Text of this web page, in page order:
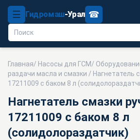
☰ Гидромаш-Урал ☎
Главная/ Насосы для ГСМ/
раздачи масла и смазки / Нагнетатель
17211009 с баком 8 л
Нагнетатель смазки
17211009 с баком 8 л
(солидолораздатчик)